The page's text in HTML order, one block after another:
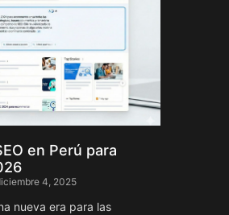
en Perú para
4, 2025
nueva era para las